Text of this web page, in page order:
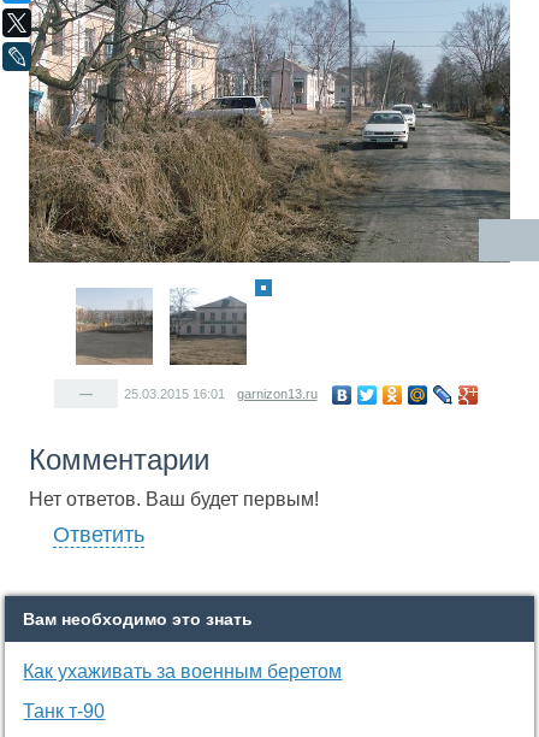
X
LiveJournal
— 25.03.2015 16:01 garnizon13.ru
Комментарии
Нет ответов. Ваш будет первым!
Ответить
Вам необходимо это знать
Как ухаживать за военным беретом
Танк т-90